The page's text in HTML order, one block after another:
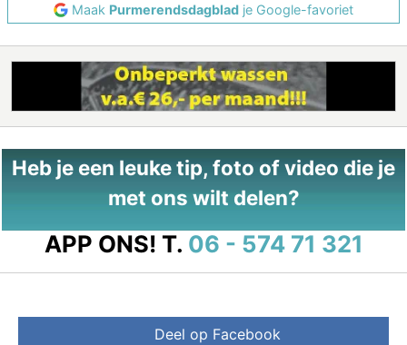
Maak Purmerendsdagblad je Google-favoriet
Heb je een leuke tip, foto of video die je
met ons wilt delen?
APP ONS! T. 06 - 574 71 321
Deel op Facebook